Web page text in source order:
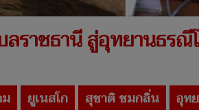
าชธานี สู่อุทยานธรณี
ยูเนสโก สุชาติ ชมกลิ่น อุท